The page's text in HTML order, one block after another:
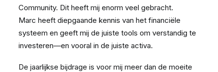
Community. Dit heeft mij enorm veel gebracht.
Marc heeft diepgaande kennis van het financiële
systeem en geeft mij de juiste tools om verstandig te
investeren—en vooral in de juiste activa.
De jaarlijkse bijdrage is voor mij meer dan de moeite